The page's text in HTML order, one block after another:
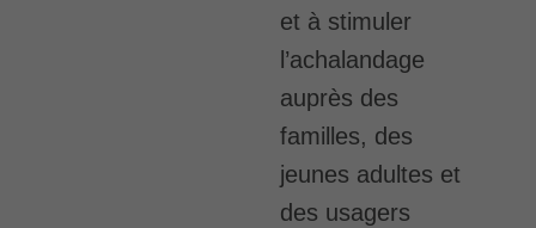
et à stimuler
l’achalandage
auprès des
familles, des
jeunes adultes et
des usagers